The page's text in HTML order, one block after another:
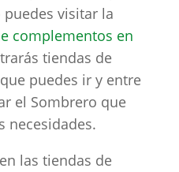
visitar la
complementos en
tiendas de
puedes ir y entre
el Sombrero que
necesidades.
las tiendas de